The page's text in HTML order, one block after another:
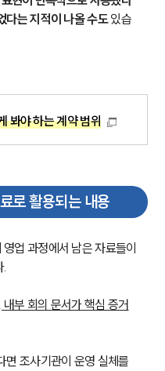
다는 지적이 나올 수도 있습
봐야 하는 계약 범위
로 활용되는 내용
업 과정에서 남은 자료들이
.
부 회의 문서가 핵심 증거
면 조사기관이 운영 실체를